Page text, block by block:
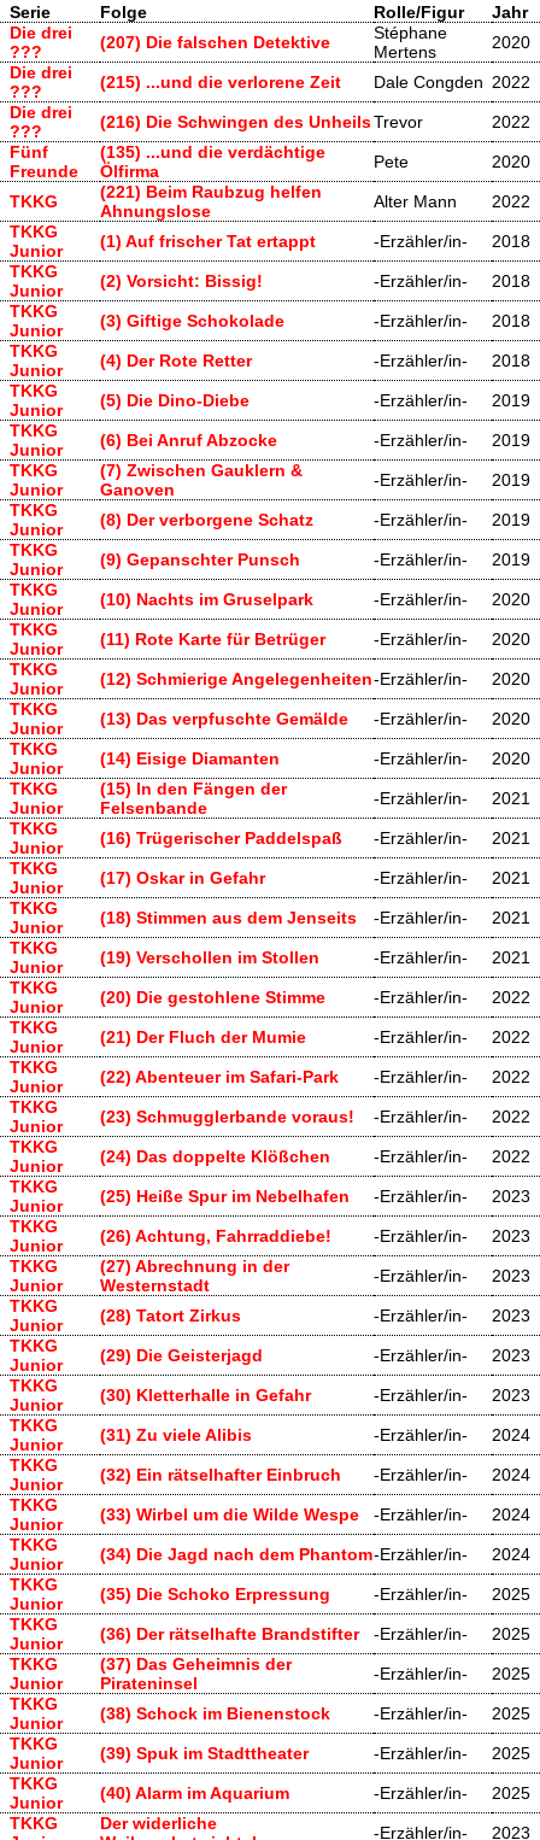
Serie Folge Rolle/Figur
Jahr
Die drei
???
(207) Die falschen Detektive
Stéphane
Mertens
2020
Die drei
???
(215) ...und die verlorene Zeit Dale Congden 2022
Die drei
???
(216) Die Schwingen des UnheilsTrevor
2022
Fünf
Freunde
(135) ...und die verdächtige
Ölfirma
Pete 2020
TKKG
(221) Beim Raubzug helfen
Ahnungslose
Alter Mann
2022
TKKG
Junior
(1) Auf frischer Tat ertappt -Erzähler/in-
2018
TKKG
Junior
(2) Vorsicht: Bissig! -Erzähler/in-
2018
TKKG
Junior
(3) Giftige Schokolade -Erzähler/in-
2018
TKKG
Junior
(4) Der Rote Retter -Erzähler/in-
2018
TKKG
Junior
(5) Die Dino-Diebe -Erzähler/in-
2019
TKKG
Junior
(6) Bei Anruf Abzocke -Erzähler/in-
2019
TKKG
Junior
(7) Zwischen Gauklern &
Ganoven
-Erzähler/in-
2019
TKKG
Junior
(8) Der verborgene Schatz -Erzähler/in-
2019
TKKG
Junior
(9) Gepanschter Punsch -Erzähler/in-
2019
TKKG
Junior
(10) Nachts im Gruselpark -Erzähler/in-
2020
TKKG
Junior
(11) Rote Karte für Betrüger -Erzähler/in-
2020
TKKG
Junior
(12) Schmierige Angelegenheiten-Erzähler/in-
2020
TKKG
Junior
(13) Das verpfuschte Gemälde -Erzähler/in-
2020
TKKG
Junior
(14) Eisige Diamanten -Erzähler/in-
2020
TKKG
Junior
(15) In den Fängen der
Felsenbande
-Erzähler/in-
2021
TKKG
Junior
(16) Trügerischer Paddelspaß -Erzähler/in-
2021
TKKG
Junior
(17) Oskar in Gefahr -Erzähler/in-
2021
TKKG
Junior
(18) Stimmen aus dem Jenseits -Erzähler/in-
2021
TKKG
Junior
(19) Verschollen im Stollen -Erzähler/in-
2021
TKKG
Junior
(20) Die gestohlene Stimme -Erzähler/in-
2022
TKKG
Junior
(21) Der Fluch der Mumie -Erzähler/in-
2022
TKKG
Junior
(22) Abenteuer im Safari-Park -Erzähler/in-
2022
TKKG
Junior
(23) Schmugglerbande voraus! -Erzähler/in-
2022
TKKG
Junior
(24) Das doppelte Klößchen -Erzähler/in-
2022
TKKG
Junior
(25) Heiße Spur im Nebelhafen -Erzähler/in-
2023
TKKG
Junior
(26) Achtung, Fahrraddiebe! -Erzähler/in-
2023
TKKG
Junior
(27) Abrechnung in der
Westernstadt
-Erzähler/in-
2023
TKKG
Junior
(28) Tatort Zirkus -Erzähler/in-
2023
TKKG
Junior
(29) Die Geisterjagd -Erzähler/in-
2023
TKKG
Junior
(30) Kletterhalle in Gefahr -Erzähler/in-
2023
TKKG
Junior
(31) Zu viele Alibis -Erzähler/in-
2024
TKKG
Junior
(32) Ein rätselhafter Einbruch -Erzähler/in-
2024
TKKG
Junior
(33) Wirbel um die Wilde Wespe -Erzähler/in-
2024
TKKG
Junior
(34) Die Jagd nach dem Phantom-Erzähler/in-
2024
TKKG
Junior
(35) Die Schoko Erpressung -Erzähler/in-
2025
TKKG
Junior
(36) Der rätselhafte Brandstifter -Erzähler/in-
2025
TKKG
Junior
(37) Das Geheimnis der
Pirateninsel
-Erzähler/in-
2025
TKKG
Junior
(38) Schock im Bienenstock -Erzähler/in-
2025
TKKG
Junior
(39) Spuk im Stadttheater -Erzähler/in-
2025
TKKG
Junior
(40) Alarm im Aquarium -Erzähler/in-
2025
TKKG
Der widerliche
-Erzähler/in- 2023